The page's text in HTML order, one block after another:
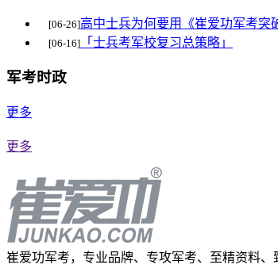
[06-26]高中士兵为何要用《崔爱功军考突
[06-16] 「士兵考军校复习总策略」
军考时政
更多
更多
崔爱功军考，专业品牌、专攻军考、至精资料